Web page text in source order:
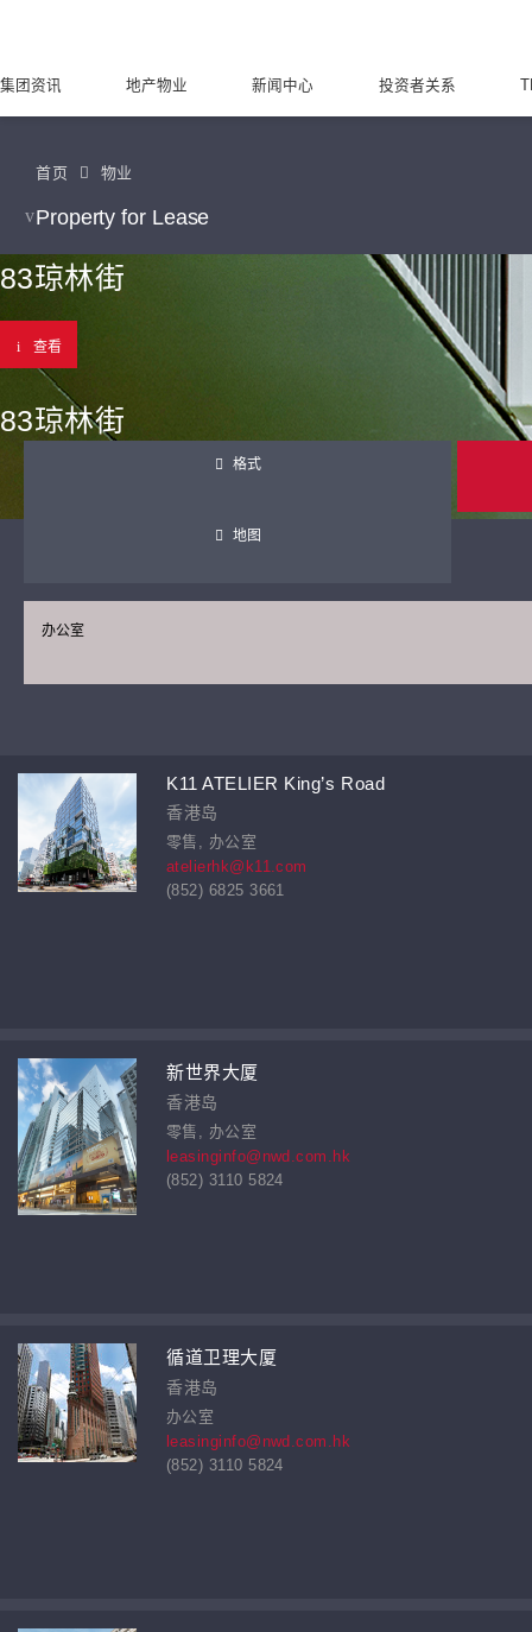
集团资讯 地产物业 新闻中心 投资者关系
首页 物业
Property for Lease
83琼林街
查看
83琼林街
格式
地图
办公室
K11 ATELIER King’s Road
香港岛
零售, 办公室
atelierhk@k11.com
(852) 6825 3661
新世界大厦
香港岛
零售, 办公室
leasinginfo@nwd.com.hk
(852) 3110 5824
循道卫理大厦
香港岛
办公室
leasinginfo@nwd.com.hk
(852) 3110 5824